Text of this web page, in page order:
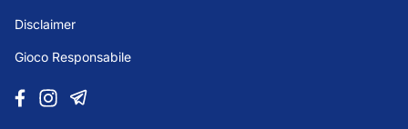
Disclaimer
Gioco Responsabile